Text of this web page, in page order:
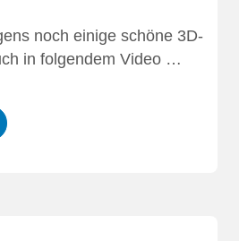
noch einige schöne 3D-
in folgendem Video …